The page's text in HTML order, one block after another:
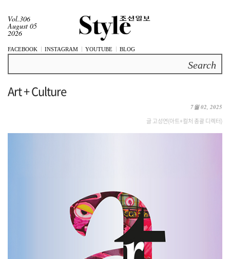
Vol.306
August 05
2026
FACEBOOK INSTAGRAM YOUTUBE BLOG
Art + Culture
7월 02, 2025
글 고성연(아트+컬처 총괄 디렉터)